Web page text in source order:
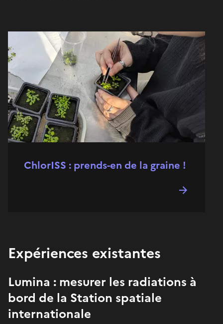
ChlorISS : prends-en de la graine !
Expériences existantes
Lumina : mesurer les radiations à
bord de la Station spatiale
internationale